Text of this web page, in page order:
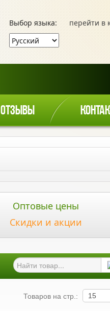
перейти в
Выбор языка:
ОТЗЫВЫ
Оптовые цены
Скидки и акции
Товаров на стр.: